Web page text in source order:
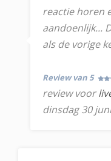
reactie horen
aandoenlijk...
als de vorige
Review van 5
review voor
dinsdag 30